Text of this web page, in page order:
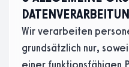
Wir verarbeiten
grundsätzlich nur,
einer funktionsfähigen